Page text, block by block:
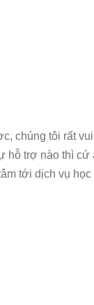
chúng tôi rất
hỗ trợ nào thì cứ
tới dịch vụ